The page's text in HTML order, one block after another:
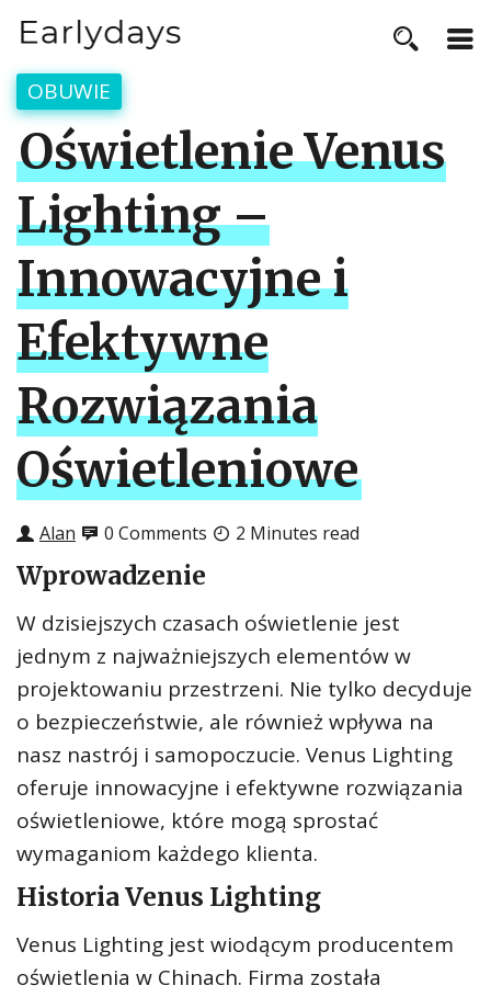
OBUWIE
Oświetlenie Venus
Lighting –
Innowacyjne i
Efektywne
Rozwiązania
Oświetleniowe
Alan 0 Comments 2 Minutes read
Wprowadzenie
W dzisiejszych czasach oświetlenie jest
jednym z najważniejszych elementów w
projektowaniu przestrzeni. Nie tylko decyduje
o bezpieczeństwie, ale również wpływa na
nasz nastrój i samopoczucie. Venus Lighting
oferuje innowacyjne i efektywne rozwiązania
oświetleniowe, które mogą sprostać
wymaganiom każdego klienta.
Historia Venus Lighting
Venus Lighting jest wiodącym producentem
oświetlenia w Chinach. Firma została